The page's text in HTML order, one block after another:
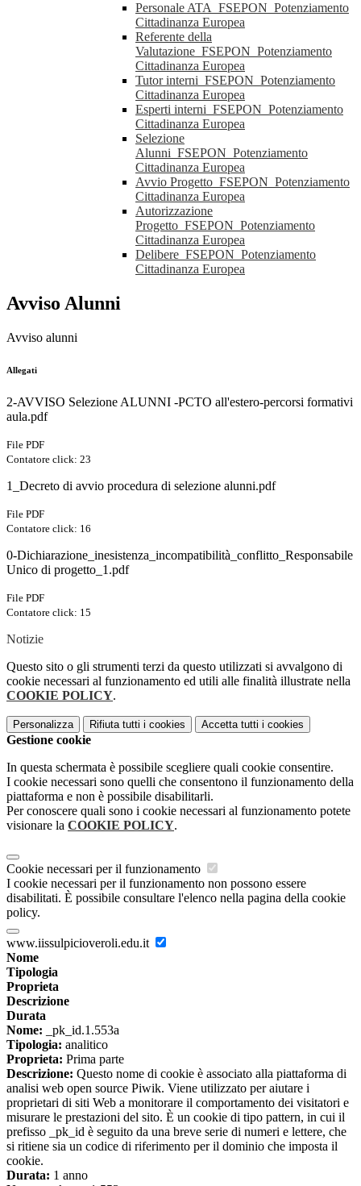
Personale ATA_FSEPON_Potenziamento
Cittadinanza Europea
Referente della
Valutazione_FSEPON_Potenziamento
Cittadinanza Europea
Tutor interni_FSEPON_Potenziamento
Cittadinanza Europea
Esperti interni_FSEPON_Potenziamento
Cittadinanza Europea
Selezione
Alunni_FSEPON_Potenziamento
Cittadinanza Europea
Avvio Progetto_FSEPON_Potenziamento
Cittadinanza Europea
Autorizzazione
Progetto_FSEPON_Potenziamento
Cittadinanza Europea
Delibere_FSEPON_Potenziamento
Cittadinanza Europea
Avviso Alunni
Avviso alunni
Allegati
2-AVVISO Selezione ALUNNI -PCTO all'estero-percorsi formativi
aula.pdf
File PDF
Contatore click: 23
1_Decreto di avvio procedura di selezione alunni.pdf
File PDF
Contatore click: 16
0-Dichiarazione_inesistenza_incompatibilità_conflitto_Responsabile
Unico di progetto_1.pdf
File PDF
Contatore click: 15
Notizie
Questo sito o gli strumenti terzi da questo utilizzati si avvalgono di
cookie necessari al funzionamento ed utili alle finalità illustrate nella
COOKIE POLICY.
Personalizza Rifiuta tutti i cookies Accetta tutti i cookies
Gestione cookie
In questa schermata è possibile scegliere quali cookie consentire.
I cookie necessari sono quelli che consentono il funzionamento della
piattaforma e non è possibile disabilitarli.
Per conoscere quali sono i cookie necessari al funzionamento potete
visionare la COOKIE POLICY.
Cookie necessari per il funzionamento
I cookie necessari per il funzionamento non possono essere
disabilitati. È possibile consultare l'elenco nella pagina della cookie
policy.
www.iissulpicioveroli.edu.it
Nome
Tipologia
Proprieta
Descrizione
Durata
Nome: _pk_id.1.553a
Tipologia: analitico
Proprieta: Prima parte
Descrizione: Questo nome di cookie è associato alla piattaforma di
analisi web open source Piwik. Viene utilizzato per aiutare i
proprietari di siti Web a monitorare il comportamento dei visitatori e
misurare le prestazioni del sito. È un cookie di tipo pattern, in cui il
prefisso _pk_id è seguito da una breve serie di numeri e lettere, che
si ritiene sia un codice di riferimento per il dominio che imposta il
cookie.
Durata: 1 anno